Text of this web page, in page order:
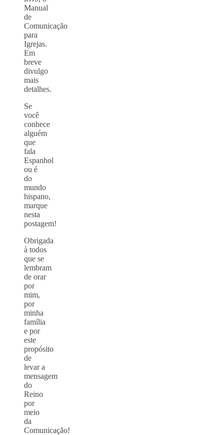
Manual
de
Comunicação
para
Igrejas.
Em
breve
divulgo
mais
detalhes.
Se
você
conhece
alguém
que
fala
Espanhol
ou é
do
mundo
hispano,
marque
nesta
postagem!
Obrigada
à todos
que se
lembram
de orar
por
mim,
por
minha
família
e por
este
propósito
de
levar a
mensagem
do
Reino
por
meio
da
Comunicação!